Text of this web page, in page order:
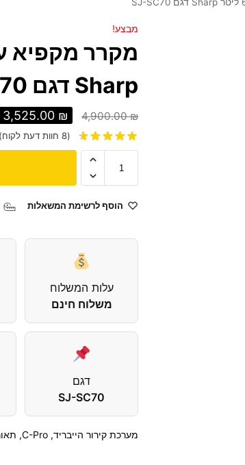
מבצע!
Sharp דגם SJ-SC70
4,900.00₪
3,525.00 ₪
(
8 חוות דעת
הוסף לרשימת המשאלות
עלות המשלוח
משלוח חינם
דגם
SJ-SC70
מערכת קירור הייבריד, C-Pro, תאורת לד, ידיות עגולות.